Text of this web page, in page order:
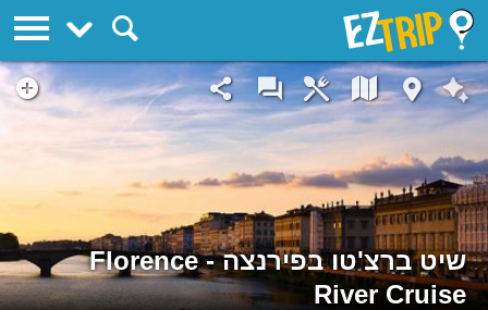
שיט ברצ'טו בפירנצה - Florence
River Cruise
EZTrip